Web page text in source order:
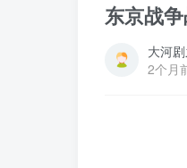
东京战
大河
2个月